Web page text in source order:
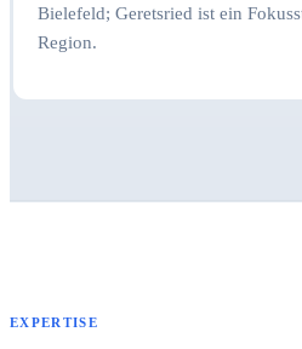
Bielefeld; Geretsried ist ein
Region.
EXPERTISE